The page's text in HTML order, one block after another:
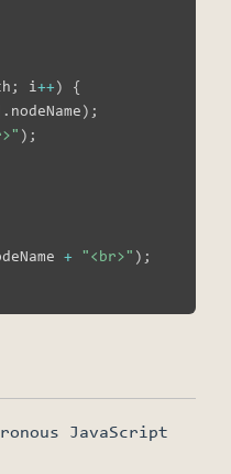
; i++)
{
. nodeName) ;
) ;
+ "<br>" ) ;
JavaScript